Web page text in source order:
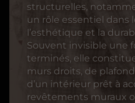
structurelles,
un rôle essentiel dans
l’esthétique et la
Souvent invisible une
terminés, elle
murs droits, de
d’un intérieur prêt à
revêtements muraux